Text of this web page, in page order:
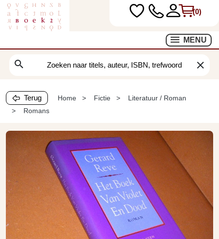
(0)
MENU
search clear
Terug Home Fictie
Literatuur / Roman
Romans